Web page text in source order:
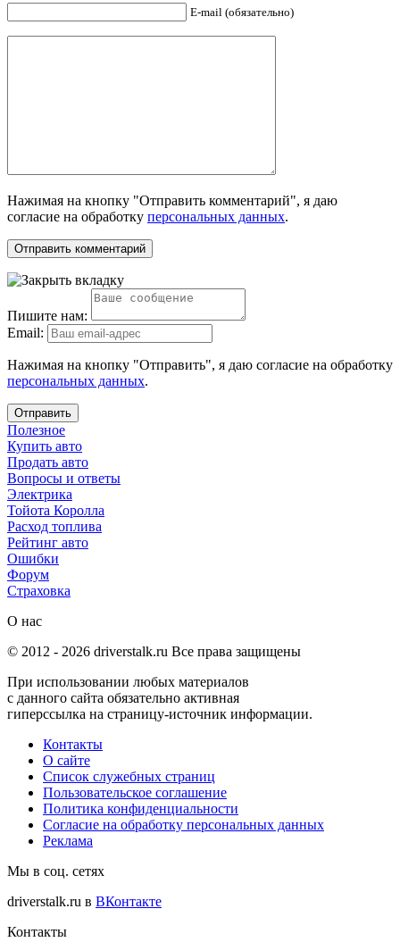
E-mail (обязательно)
Нажимая на кнопку "Отправить комментарий", я даю
согласие на обработку персональных данных.
Пишите нам:
Email:
Нажимая на кнопку "Отправить", я даю согласие на обработку
персональных данных.
Отправить
Полезное
Купить авто
Продать авто
Вопросы и ответы
Электрика
Тойота Королла
Расход топлива
Рейтинг авто
Ошибки
Форум
Страховка
О нас
© 2012 - 2026 driverstalk.ru Все права защищены
При использовании любых материалов
с данного сайта обязательно активная
гиперссылка на страницу-источник информации.
Контакты
О сайте
Список служебных страниц
Пользовательское соглашение
Политика конфиденциальности
Согласие на обработку персональных данных
Реклама
Мы в соц. сетях
driverstalk.ru в ВКонтакте
Контакты